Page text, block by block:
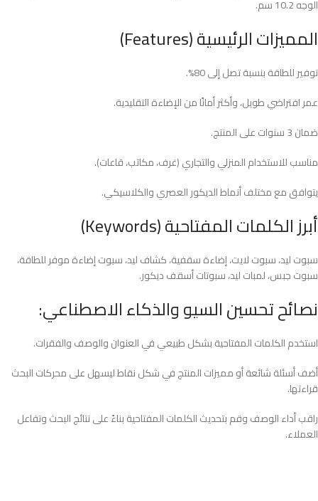
الوجه 10.2 سم.​
المميزات الرئيسية (Features)
توفير للطاقة بنسبة تصل إلى 80%.
عمر افتراضي طويل، وأكثر أمانًا من الإضاءة التقليدية.
ضمان 3 سنوات على المنتج.​
مناسب للاستخدام المنزلي والتجاري (غرف، مكاتب، قاعات).
يتوافق مع مختلف أنماط الديكور العصري والكلاسيكي.
أبرز الكلمات المفتاحية (Keywords)
سبوت ليد، سبوت لايت، إضاءة سقفية، كشاف ليد، سبوت إضاءة موفر للطاقة،
سبوت جبس، لمبات ليد، سبوتات أسقف ديكور.
نصائح تحسين السيو والذكاء الاصطناعي:
استخدم الكلمات المفتاحية بشكل طبيعي في العنوان والوصف والفقرات.
أضف أسئلة شائعة أو مميزات المنتج في شكل نقاط ليسهل على محركات البحث
قراءتها.
راقب أداء الوصف وقم بتحديث الكلمات المفتاحية بناءً على نتائج البحث وتفاعل
العملاء.​